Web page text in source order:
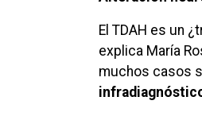
El TDAH es un
explica María
muchos casos